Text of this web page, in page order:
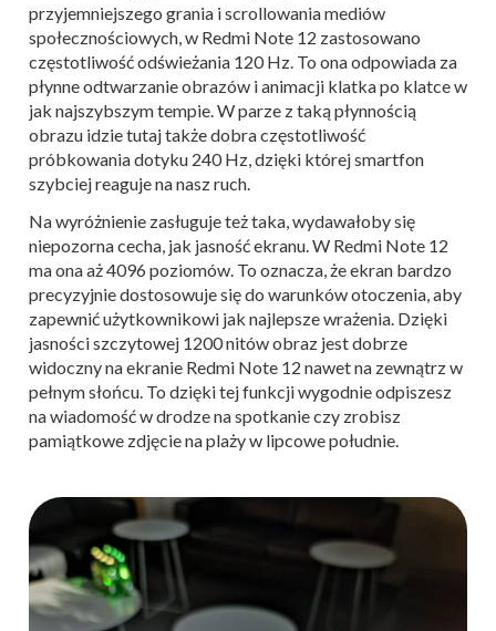
przyjemniejszego grania i scrollowania mediów
społecznościowych, w Redmi Note 12 zastosowano
częstotliwość odświeżania 120 Hz. To ona odpowiada za
płynne odtwarzanie obrazów i animacji klatka po klatce w
jak najszybszym tempie. W parze z taką płynnością
obrazu idzie tutaj także dobra częstotliwość
próbkowania dotyku 240 Hz, dzięki której smartfon
szybciej reaguje na nasz ruch.
Na wyróżnienie zasługuje też taka, wydawałoby się
niepozorna cecha, jak jasność ekranu. W Redmi Note 12
ma ona aż 4096 poziomów. To oznacza, że ekran bardzo
precyzyjnie dostosowuje się do warunków otoczenia, aby
zapewnić użytkownikowi jak najlepsze wrażenia. Dzięki
jasności szczytowej 1200 nitów obraz jest dobrze
widoczny na ekranie Redmi Note 12 nawet na zewnątrz w
pełnym słońcu. To dzięki tej funkcji wygodnie odpiszesz
na wiadomość w drodze na spotkanie czy zrobisz
pamiątkowe zdjęcie na plaży w lipcowe południe.